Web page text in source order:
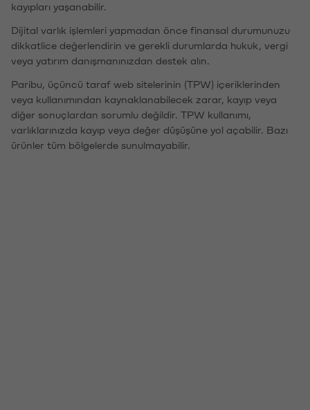
kayıpları yaşanabilir.
Dijital varlık işlemleri yapmadan önce finansal durumunuzu
dikkatlice değerlendirin ve gerekli durumlarda hukuk, vergi
veya yatırım danışmanınızdan destek alın.
Paribu, üçüncü taraf web sitelerinin (TPW) içeriklerinden
veya kullanımından kaynaklanabilecek zarar, kayıp veya
diğer sonuçlardan sorumlu değildir. TPW kullanımı,
varlıklarınızda kayıp veya değer düşüşüne yol açabilir. Bazı
ürünler tüm bölgelerde sunulmayabilir.